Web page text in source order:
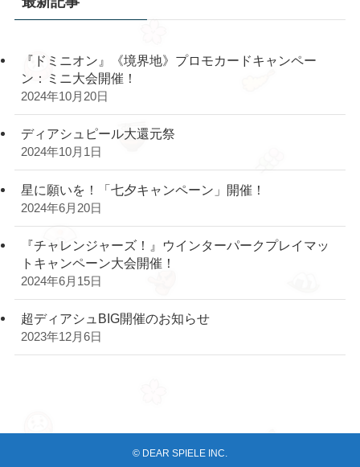
『ドミニオン』《境界地》プロモカードキャンペー
ン：ミニ大会開催！
2024年10月20日
ディアシュピール大還元祭
2024年10月1日
星に願いを！「七夕キャンペーン」開催！
2024年6月20日
『チャレンジャーズ！』ウインターパークプレイマッ
トキャンペーン大会開催！
2024年6月15日
超ディアシュBIG開催のお知らせ
2023年12月6日
© DEAR SPIELE INC.